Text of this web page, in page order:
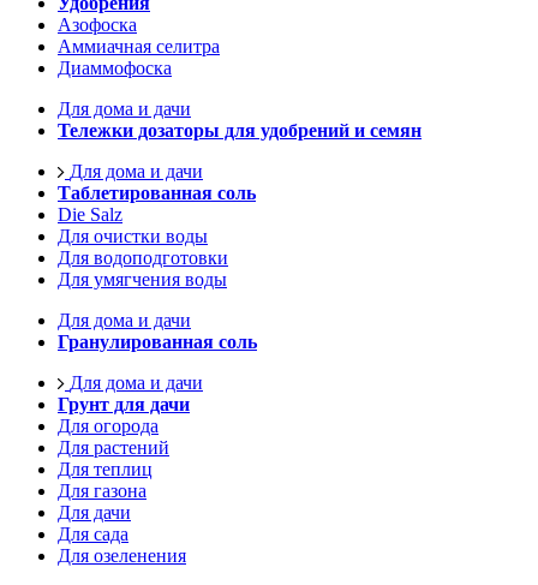
Азофоска
Аммиачная селитра
Диаммофоска
Для дома и дачи
Тележки дозаторы для удобрений и семян
Для дома и дачи
Таблетированная соль
Die Salz
Для очистки воды
Для водоподготовки
Для умягчения воды
Для дома и дачи
Гранулированная соль
Для дома и дачи
Грунт для дачи
Для огорода
Для растений
Для теплиц
Для газона
Для дачи
Для сада
Для озеленения